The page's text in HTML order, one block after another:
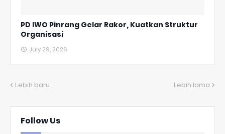
PD IWO Pinrang Gelar Rakor, Kuatkan Struktur
Organisasi
July 29, 2026
Lebih baru Lebih lama
Follow Us